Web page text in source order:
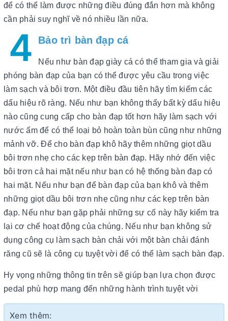
để có thể làm được những điều đúng đắn hơn mà không
cần phải suy nghĩ về nó nhiều lần nữa.
4 Bảo trì bàn đạp cá
Nếu như bàn đạp giày cá có thể tham gia và giải
phóng bàn đạp của bạn có thể được yêu cầu trong việc
làm sạch và bôi trơn. Một điều đầu tiên hãy tìm kiếm các
dấu hiệu rõ ràng. Nếu như bạn không thấy bất kỳ dấu hiệu
nào cũng cung cấp cho bàn đạp tốt hơn hãy làm sạch với
nước ấm để có thể loại bỏ hoàn toàn bùn cũng như những
mảnh vỡ. Để cho bàn đạp khô hãy thêm những giọt dầu
bôi trơn nhẹ cho các kẹp trên bàn đạp. Hãy nhớ đến việc
bôi trơn cả hai mặt nếu như bạn có hệ thống bàn đạp có
hai mặt. Nếu như bạn để bàn đạp của bạn khô và thêm
những giọt dầu bôi trơn nhẹ cũng như các kẹp trên bàn
đạp. Nếu như bạn gặp phải những sự cố này hãy kiểm tra
lại cơ chế hoạt động của chúng. Nếu như bạn không sử
dụng công cụ làm sạch bàn chải với một bàn chải đánh
răng cũ sẽ là công cụ tuyệt vời để có thể làm sạch bàn đạp.
Hy vọng những thông tin trên sẽ giúp bạn lựa chọn được
pedal phù hợp mang đến những hành trình tuyệt vời
Xem thêm: